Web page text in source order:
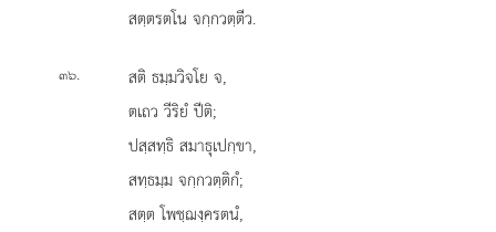
สตฺตรตโน จกฺกวตฺตีว.
๓๖.
สติ ธมฺมวิจโย จ,
ตเถว วีริยํ ปีติ;
ปสฺสทฺธิ สมาธุเปกฺขา,
สทฺธมฺม จกฺกวตฺติกํ;
สตฺต โพชฺฌงฺครตนํ,